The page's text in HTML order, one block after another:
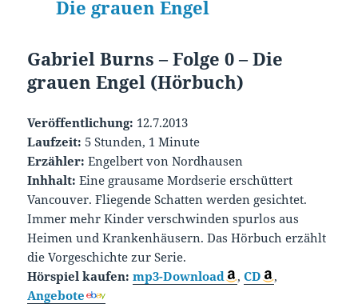
Gabriel Burns – Folge 0 – Die
grauen Engel (Hörbuch)
Veröffentlichung: 12.7.2013
Laufzeit: 5 Stunden, 1 Minute
Erzähler: Engelbert von Nordhausen
Inhhalt: Eine grausame Mordserie erschüttert
Vancouver. Fliegende Schatten werden gesichtet.
Immer mehr Kinder verschwinden spurlos aus
Heimen und Krankenhäusern. Das Hörbuch erzählt
die Vorgeschichte zur Serie.
Hörspiel kaufen: mp3-Download ,CD
,
Angebote